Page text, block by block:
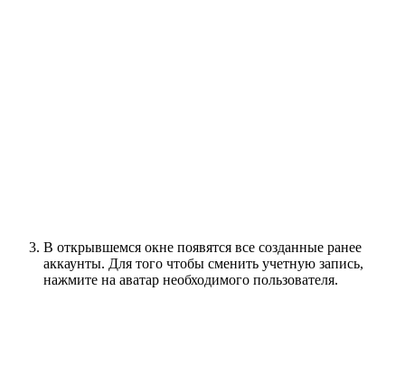
В открывшемся окне появятся все созданные ранее
аккаунты. Для того чтобы сменить учетную запись,
нажмите на аватар необходимого пользователя.